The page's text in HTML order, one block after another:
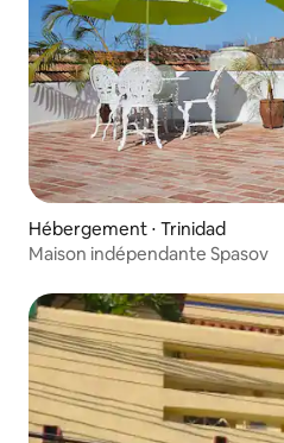
Hébergement ⋅ Trinidad
Maison indépendante Spasov